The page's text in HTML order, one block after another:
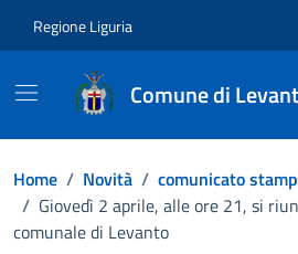
Regione Liguria
Comune di
Home / Novità / comunicato
/ Giovedì 2 aprile, alle ore 21, si
comunale di Levanto